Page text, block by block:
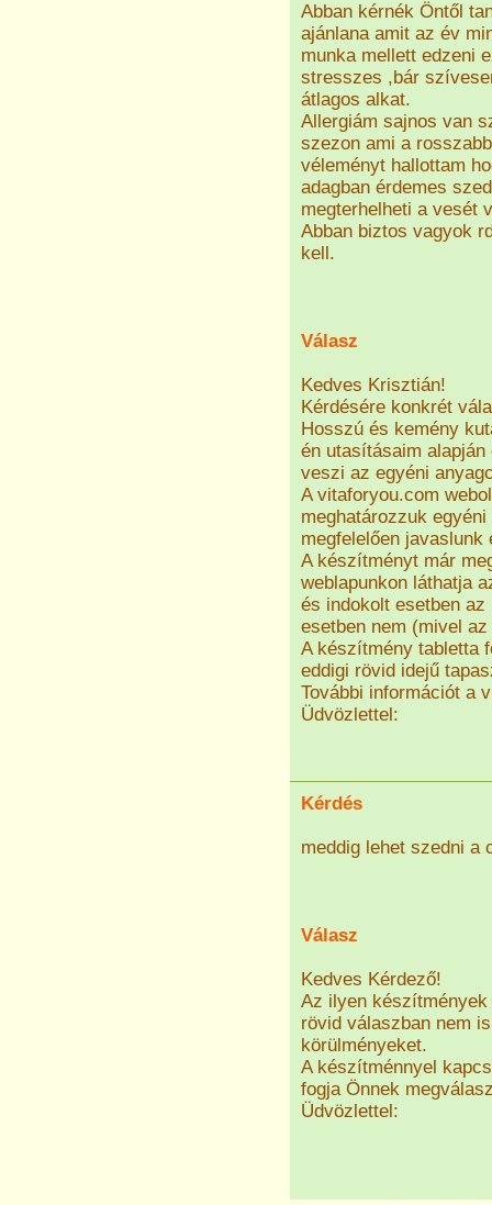
Abban kérnék Öntől
ajánlana amit az év
munka mellett edzeni
stresszes ,bár
átlagos alkat.
Allergiám sajnos van
szezon ami a
véleményt hallottam
adagban érdemes
megterhelheti a vesét
Abban biztos vagyok
kell.
Válasz
Kedves Krisztián!
Kérdésére konkrét
Hosszú és kemény
én utasításaim
veszi az egyéni
A vitaforyou.com
meghatározzuk
megfelelően
A készítményt már
weblapunkon láthatja
és indokolt esetben
esetben nem (mivel
A készítmény tabletta
eddigi rövid idejű
További információt a
Üdvözlettel:
Kérdés
meddig lehet szedni a
Válasz
Kedves Kérdező!
Az ilyen
rövid válaszban nem
körülményeket.
A készítménnyel
fogja Önnek
Üdvözlettel: